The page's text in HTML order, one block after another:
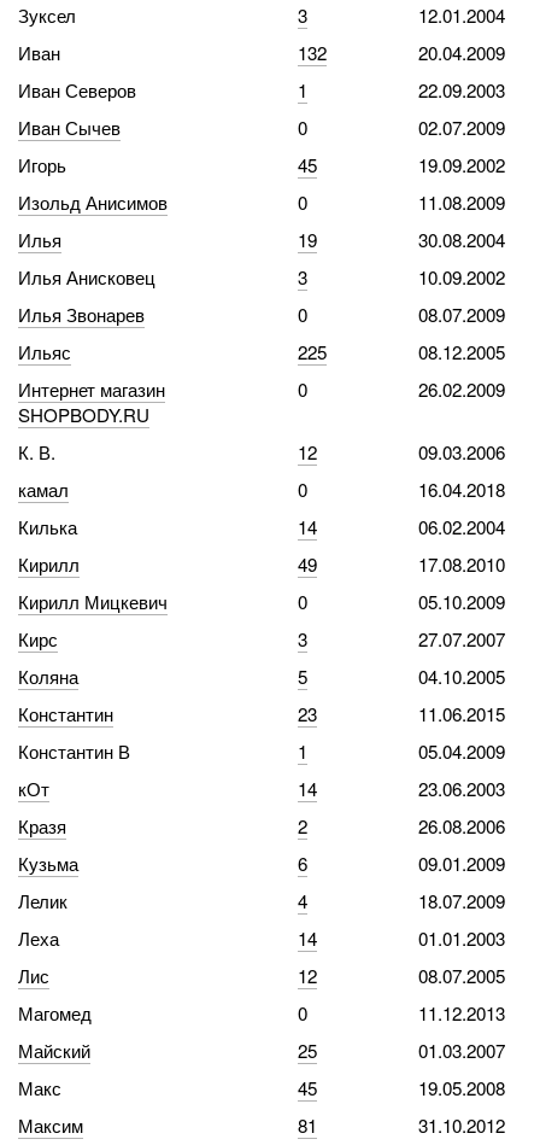
Зуксел
3
12.01.2004
Иван
132
20.04.2009
Иван Северов
1
22.09.2003
Иван Сычев
0
02.07.2009
Игорь
45
19.09.2002
Изольд Анисимов
0
11.08.2009
Илья
19
30.08.2004
Илья Анисковец
3
10.09.2002
Илья Звонарев
0
08.07.2009
Ильяс
225
08.12.2005
Интернет магазин
SHOPBODY.RU
0 26.02.2009
К. В. 12
09.03.2006
камал
0
16.04.2018
Килька
14
06.02.2004
Кирилл
49
17.08.2010
Кирилл Мицкевич
0
05.10.2009
Кирс
3
27.07.2007
Коляна
5
04.10.2005
Константин
23
11.06.2015
Константин В
1
05.04.2009
кОт
14
23.06.2003
Кразя
2
26.08.2006
Кузьма
6
09.01.2009
Лелик
4
18.07.2009
Леха
14
01.01.2003
Лис
12
08.07.2005
Магомед
0
11.12.2013
Майский
25
01.03.2007
Макс
45
19.05.2008
Максим
81
31.10.2012